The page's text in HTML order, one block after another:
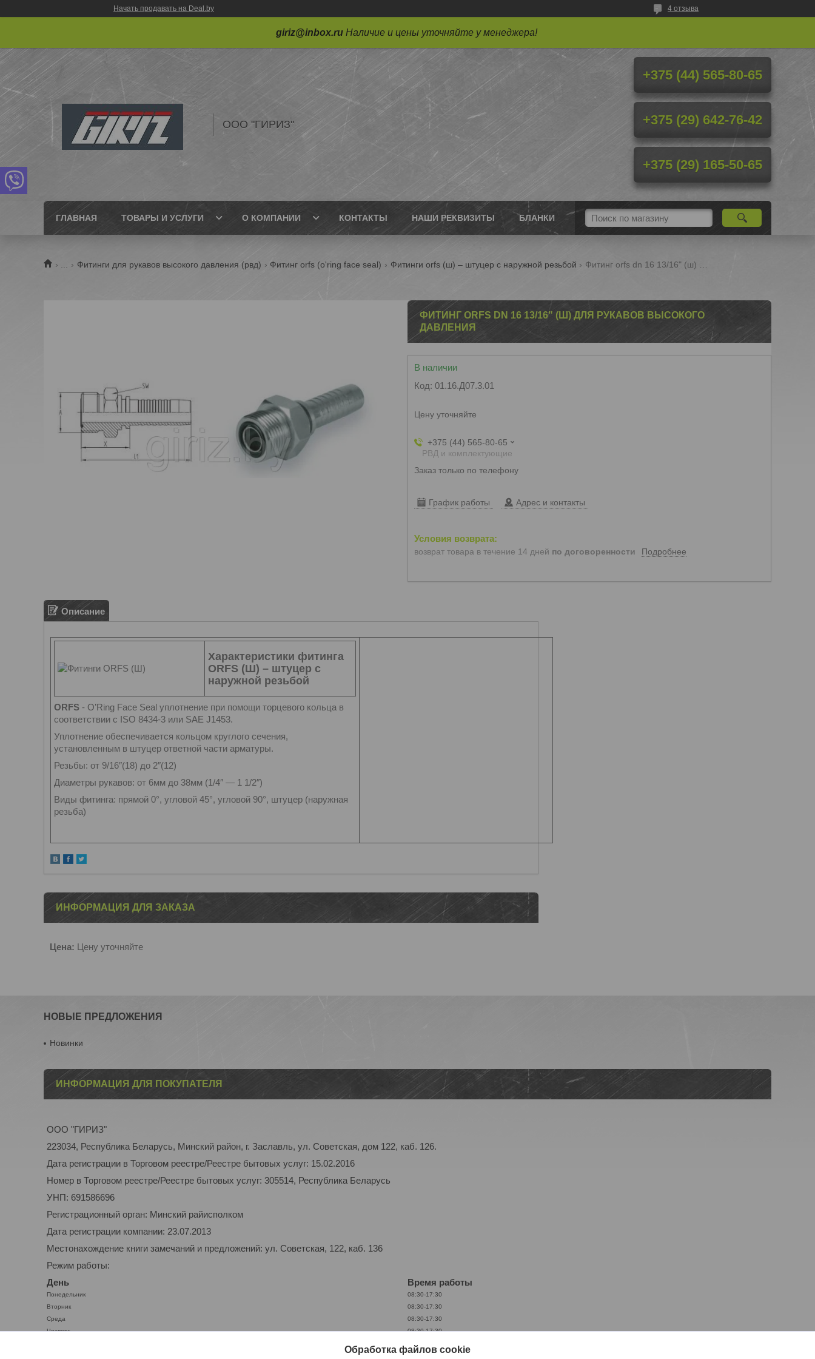
Начать продавать на Deal.by 4 отзыва
giriz@inbox.ru Наличие и цены уточняйте у менеджера!
ООО "ГИРИЗ"
+375 (44) 565-80-65
+375 (29) 642-76-42
+375 (29) 165-50-65
ГЛАВНАЯ ТОВАРЫ И УСЛУГИ О КОМПАНИИ КОНТАКТЫ НАШИ РЕКВИЗИТЫ БЛАНКИ
Фитинги для рукавов высокого давления (рвд) Фитинг orfs (o'ring face seal) Фитинги orfs (ш) – штуцер с наружной резьбой
ФИТИНГ ORFS DN 16 13/16" (Ш) ДЛЯ РУКАВОВ ВЫСОКОГО
ДАВЛЕНИЯ
В наличии
Код: 01.16.Д07.3.01
Цену уточняйте
+375 (44) 565-80-65
РВД и комплектующие
Заказ только по телефону
График работы Адрес и контакты
возврат товара в течение 14 дней по договоренности Подробнее
Описание
Характеристики фитинга
ORFS (Ш) – штуцер с
наружной резьбой
ORFS - O’Ring Face Seal уплотнение при помощи торцевого кольца в
соответствии с ISO 8434-3 или SAE J1453.
Уплотнение обеспечивается кольцом круглого сечения,
установленным в штуцер ответной части арматуры.
Резьбы: от 9/16″(18) до 2″(12)
Диаметры рукавов: от 6мм до 38мм (1/4″ — 1 1/2″)
Виды фитинга: прямой 0°, угловой 45°, угловой 90°, штуцер (наружная
резьба)
ИНФОРМАЦИЯ ДЛЯ ЗАКАЗА
Цена: Цену уточняйте
НОВЫЕ ПРЕДЛОЖЕНИЯ
Новинки
ИНФОРМАЦИЯ ДЛЯ ПОКУПАТЕЛЯ
ООО "ГИРИЗ"
223034, Республика Беларусь, Минский район, г. Заславль, ул. Советская, дом 122, каб. 126.
Дата регистрации в Торговом реестре/Реестре бытовых услуг: 15.02.2016
Номер в Торговом реестре/Реестре бытовых услуг: 305514, Республика Беларусь
УНП: 691586696
Регистрационный орган: Минский райисполком
Дата регистрации компании: 23.07.2013
Местонахождение книги замечаний и предложений: ул. Советская, 122, каб. 136
Режим работы:
День
Время работы
Понедельник
08:30-17:30
Вторник
08:30-17:30
Среда
08:30-17:30
Четверг
08:30-17:30
Выходной
Обработка файлов cookie